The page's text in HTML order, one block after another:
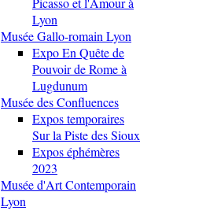
Lyon
Musée Gallo-romain Lyon
Expo En Quête de
Pouvoir de Rome à
Lugdunum
Musée des Confluences
Expos temporaires
Sur la Piste des Sioux
Expos éphémères
2023
Musée d'Art Contemporain
Lyon